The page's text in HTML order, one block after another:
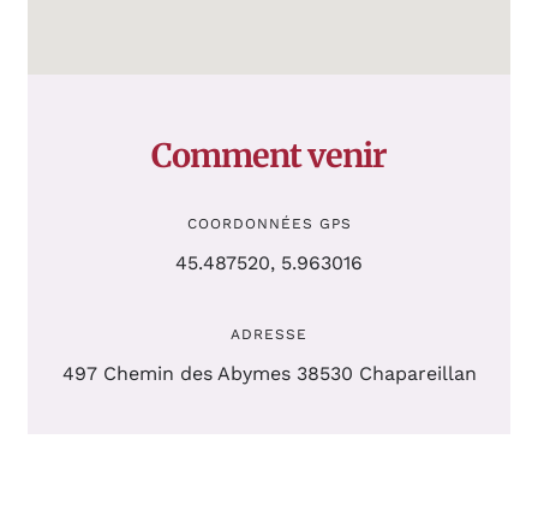
Comment venir
COORDONNÉES GPS
45.487520, 5.963016
ADRESSE
497 Chemin des Abymes 38530 Chapareillan